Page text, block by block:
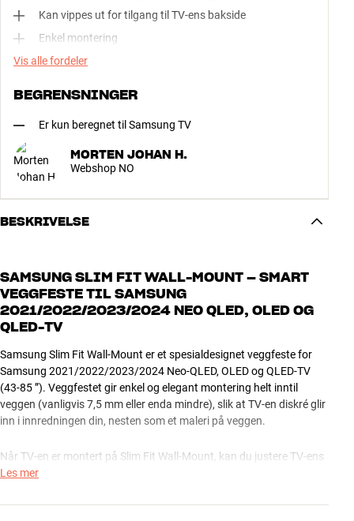
Kan vippes ut for tilgang til TV-ens bakside
Enkel montering
Vis alle fordeler
BEGRENSNINGER
Er kun beregnet til Samsung TV
MORTEN JOHAN H.
Webshop NO
BESKRIVELSE
SAMSUNG SLIM FIT WALL-MOUNT – SMART
VEGGFESTE TIL SAMSUNG
2021/2022/2023/2024 NEO QLED, OLED OG
QLED-TV
Samsung Slim Fit Wall-Mount er et spesialdesignet veggfeste for
Samsung 2021/2022/2023/2024 Neo-QLED, OLED og QLED-TV
(43-85 ”). Veggfestet gir enkel og elegant montering helt inntil
veggen (vanligvis 7,5 mm eller enda mindre), slik at TV-en diskré glir
inn i innredningen din, nesten som et maleri på veggen.
Når TV-en er montert på Slim Fit Wall-Mount, kan du justere TV-ens
vannrette helning med 10-15 grader, så du enkelt kan få den perfekt
TV-en litt ut fra veggen, så du kan får tilgang til baksiden, for
Les mer